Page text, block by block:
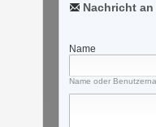
Nachricht an
Name
Name oder